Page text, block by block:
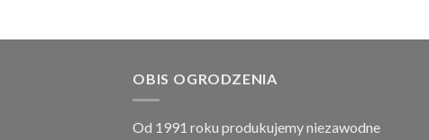
OBIS OGRODZENIA
Od 1991 roku produkujemy niezawodne